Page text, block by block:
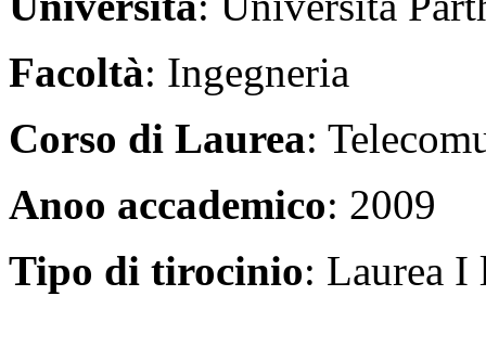
Facoltà: Ingegneria
Corso di Laurea:
Anoo accademico: 2009
Tipo di tirocinio: Laurea